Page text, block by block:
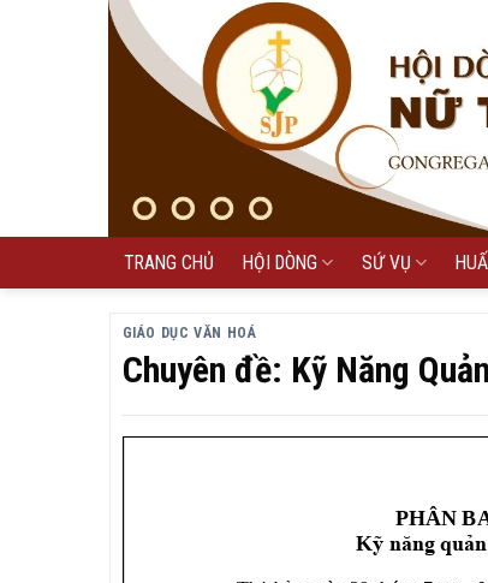
TRANG CHỦ HỘI DÒNG SỨ VỤ
GIÁO DỤC VĂN HOÁ
Chuyên đề: Kỹ Năng